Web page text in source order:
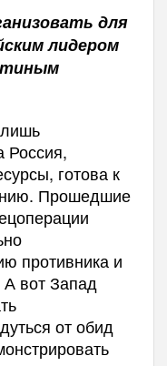
для
лидером
Россия,
готова к
Прошедшие
противника и
А вот Запад
от обид